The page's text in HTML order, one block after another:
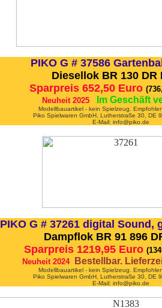
PIKO G # 37586
Diesellok BR 130 DR
Sparpreis 652,50 Euro
Neuheit 2025
Im Geschäft
Modellbauartikel - kein Spielzeug.
Piko Spielwaren GmbH, Lutherstraße 30, DE
E-Mail: info@piko.de
PIKO G # 37261 digital Sound,
Dampflok BR 91 896
Sparpreis 1219,95 Euro
Neuheit 2024
Bestellbar.
Modellbauartikel - kein Spielzeug.
Piko Spielwaren GmbH, Lutherstraße 30, DE
E-Mail: info@piko.de